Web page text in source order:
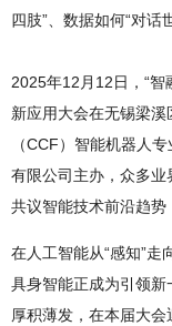
四肢”、数据如何“对话
2025年12月12日，“智
新应用大会在无锡梁
（CCF）智能机器人
有限公司主办，众多业
共议智能技术前沿趋势
在人工智能从“感知”走
具身智能正成为引领
厚积薄发，在本届大会